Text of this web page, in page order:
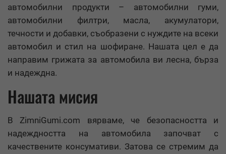
автомобилни продукти – автомобилни гуми,
автомобилни филтри, масла, акумулатори,
течности и добавки, съобразени с нуждите на всеки
автомобил и стил на шофиране. Нашата цел е да
направим грижата за автомобила ви лесна, бърза
и надеждна.
Нашата мисия
В ZimniGumi.com вярваме, че безопасността и
надеждността на автомобила започват с
качествените консумативи. Затова се стремим да